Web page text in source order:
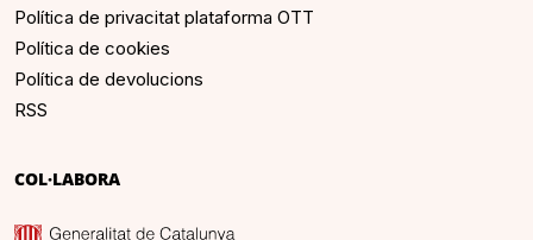
Política de privacitat plataforma OTT
Política de cookies
Política de devolucions
RSS
COL·LABORA